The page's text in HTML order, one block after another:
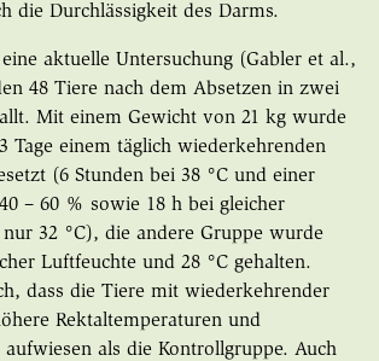
die Durchlässigkeit des Darms.
aktuelle Untersuchung (Gabler et al.,
48 Tiere nach dem Absetzen in zwei
Mit einem Gewicht von 21 kg wurde
Tage einem täglich wiederkehrenden
(6 Stunden bei 38 °C und einer
– 60 % sowie 18 h bei gleicher
32 °C), die andere Gruppe wurde
Luftfeuchte und 28 °C gehalten.
dass die Tiere mit wiederkehrender
Rektaltemperaturen und
als die Kontrollgruppe. Auch